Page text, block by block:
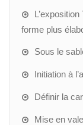
forme plus
Sous le
Initiation à
Définir la
Mise en